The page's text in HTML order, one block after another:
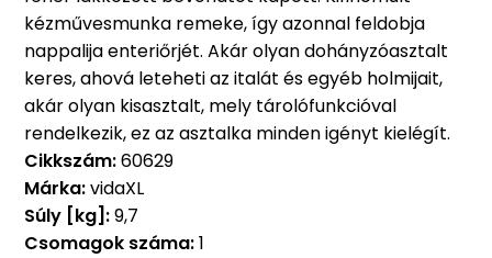
kézművesmunka remeke, így azonnal feldobja
nappalija enteriőrjét. Akár olyan dohányzóasztalt
keres, ahová leteheti az italát és egyéb holmijait,
akár olyan kisasztalt, mely tárolófunkcióval
rendelkezik, ez az asztalka minden igényt kielégít.
Cikkszám:60629
Márka:vidaXL
Súly [kg]:9,7
Csomagok száma:1